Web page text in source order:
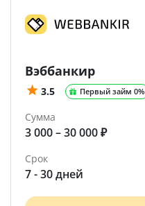
Вэббанкир
3.5 Первый займ 0%
Сумма
3 000 – 30 000 ₽
Срок
7 - 30 дней